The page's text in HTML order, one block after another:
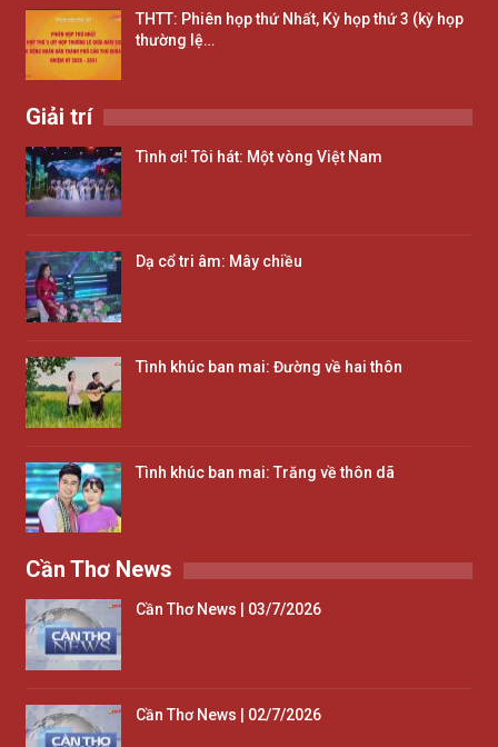
THTT: Phiên họp thứ Nhất, Kỳ họp thứ 3 (kỳ họp
thường lệ…
Giải trí
Tình ơi! Tôi hát: Một vòng Việt Nam
Dạ cổ tri âm: Mây chiều
Tình khúc ban mai: Đường về hai thôn
Tình khúc ban mai: Trăng về thôn dã
Cần Thơ News
Cần Thơ News | 03/7/2026
Cần Thơ News | 02/7/2026